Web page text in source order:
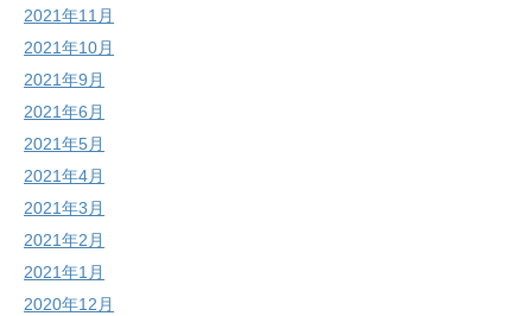
2021年11月
2021年10月
2021年9月
2021年6月
2021年5月
2021年4月
2021年3月
2021年2月
2021年1月
2020年12月